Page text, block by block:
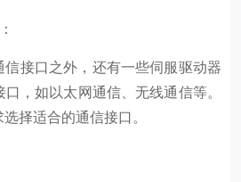
接口之外，还有一些伺服驱动器
，如以太网通信、无线通信等。
择适合的通信接口。